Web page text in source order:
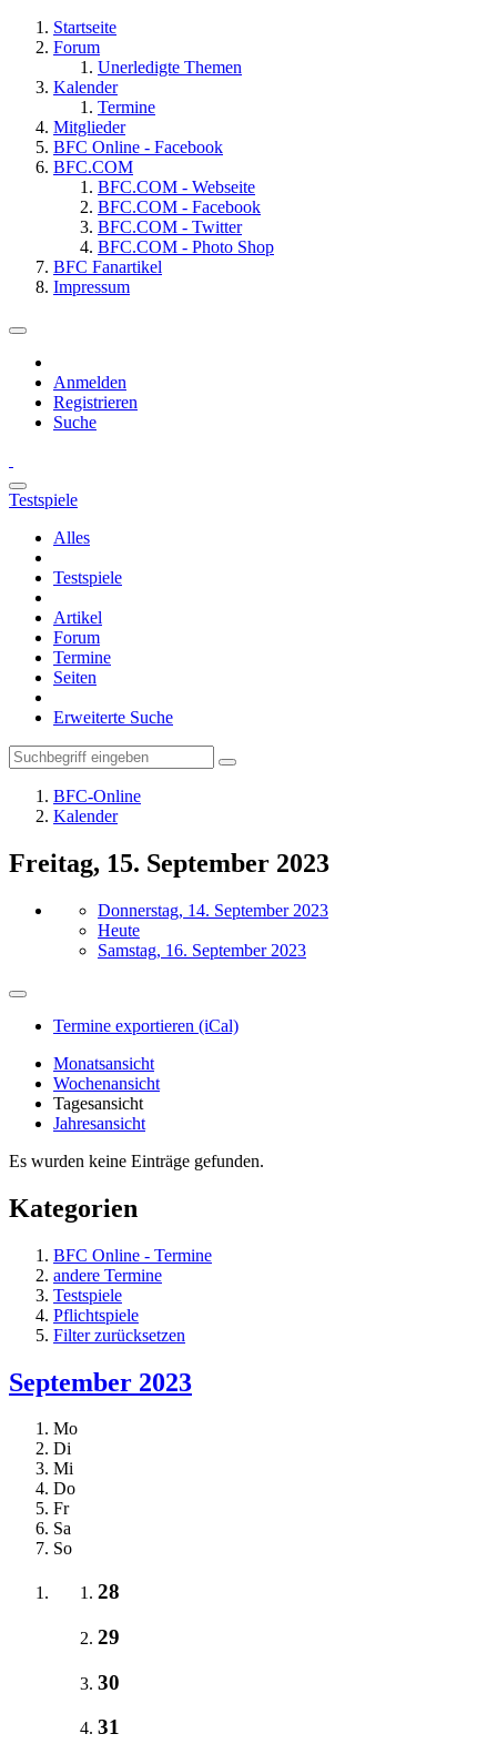
Startseite
Forum
Unerledigte Themen
Kalender
Termine
Mitglieder
BFC Online - Facebook
BFC.COM
BFC.COM - Webseite
BFC.COM - Facebook
BFC.COM - Twitter
BFC.COM - Photo Shop
BFC Fanartikel
Impressum
Anmelden
Registrieren
Suche
Testspiele
Alles
Testspiele
Artikel
Forum
Termine
Seiten
Erweiterte Suche
BFC-Online
Kalender
Freitag, 15. September 2023
Donnerstag, 14. September 2023
Heute
Samstag, 16. September 2023
Termine exportieren (iCal)
Monatsansicht
Wochenansicht
Tagesansicht
Jahresansicht
Es wurden keine Einträge gefunden.
Kategorien
BFC Online - Termine
andere Termine
Testspiele
Pflichtspiele
Filter zurücksetzen
September 2023
Mo
Di
Mi
Do
Fr
Sa
So
28
29
30
31